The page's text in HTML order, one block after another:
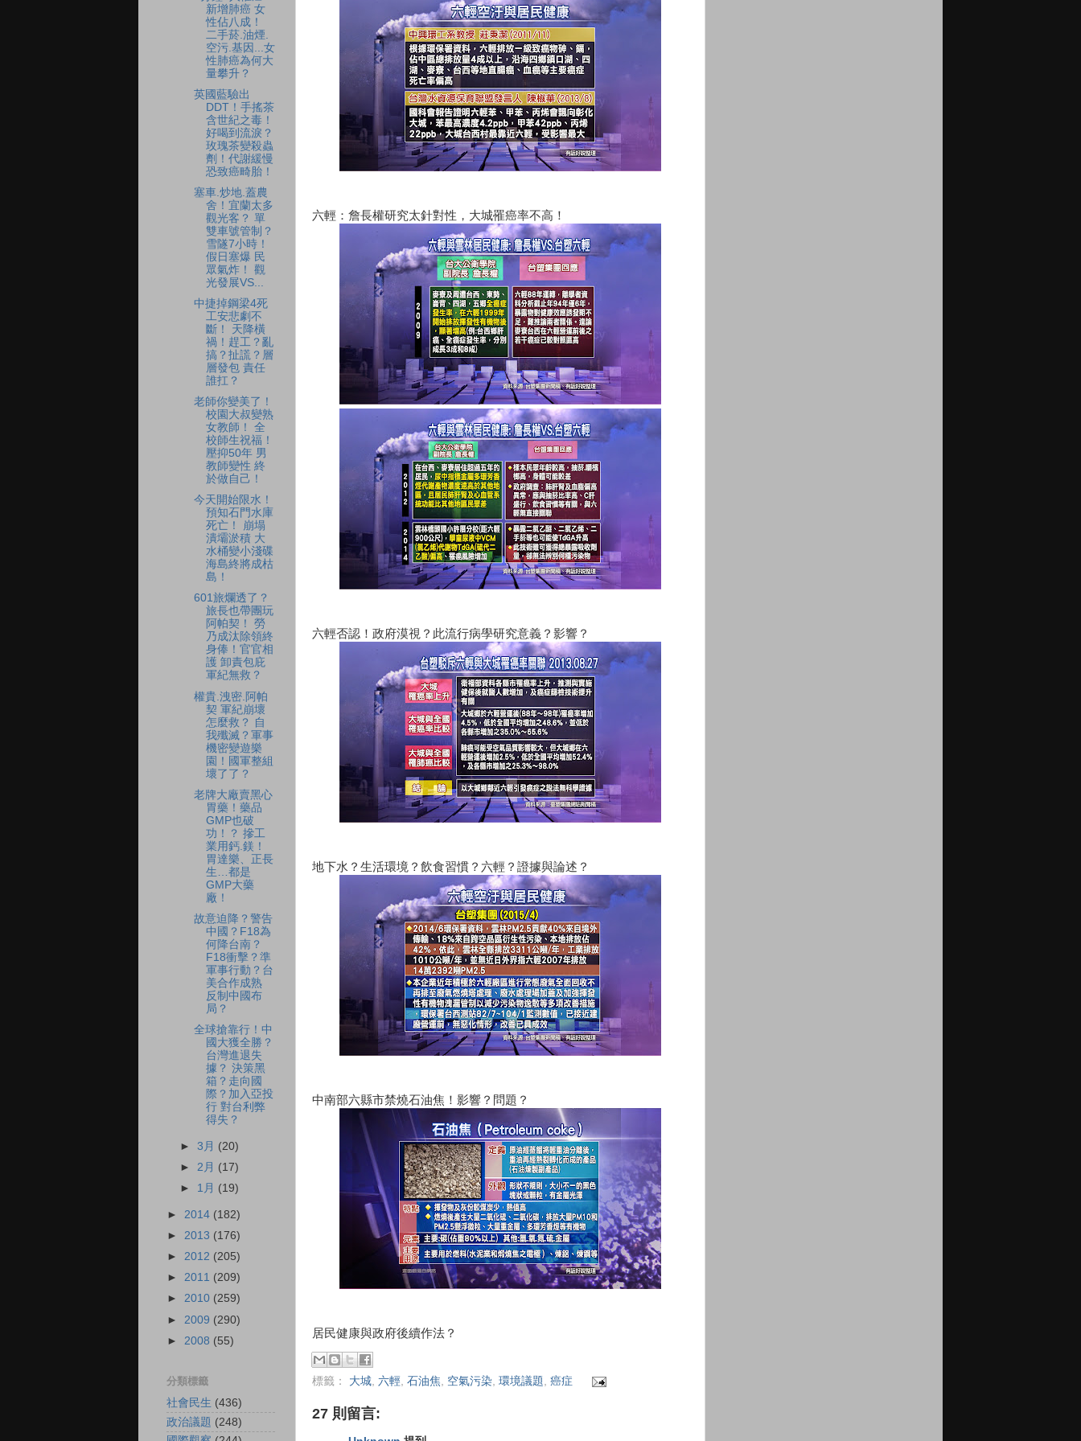
六輕：詹長權研究太針對性，大城罹癌率不高！
六輕否認！政府漠視？此流行病學研究意義？影響？
地下水？生活環境？飲食習慣？六輕？證據與論述？
中南部六縣市禁燒石油焦！影響？問題？
居民健康與政府後續作法？
標籤： 大城, 六輕, 石油焦, 空氣污染, 環境議題, 癌症
27 則留言:
新增肺癌 女
性佔八成！
二手菸.油煙.
空污.基因...女
性肺癌為何大
量攀升？
英國藍驗出
DDT！手搖茶
含世紀之毒！
好喝到流淚？
玫瑰茶變殺蟲
劑！代謝緩慢
恐致癌畸胎！
塞車.炒地.蓋農
舍！宜蘭太多
觀光客？ 單
雙車號管制？
雪隧7小時！
假日塞爆 民
眾氣炸！ 觀
光發展VS...
中捷掉鋼梁4死
工安悲劇不
斷！ 天降橫
禍！趕工？亂
搞？扯謊？層
層發包 責任
誰扛？
老師你變美了！
校園大叔變熟
女教師！ 全
校師生祝福！
壓抑50年 男
教師變性 終
於做自己！
今天開始限水！
預知石門水庫
死亡！ 崩塌
潰壩淤積 大
水桶變小淺碟
海島終將成枯
島！
601旅爛透了？
旅長也帶團玩
阿帕契！ 勞
乃成汰除領終
身俸！官官相
護 卸責包庇
軍紀無救？
權貴.洩密.阿帕
契 軍紀崩壞
怎麼救？ 自
我殲滅？軍事
機密變遊樂
園！國軍整組
壞了了？
老牌大廠賣黑心
胃藥！藥品
GMP也破
功！？ 摻工
業用鈣.鎂！
胃達樂、正長
生…都是
GMP大藥
廠！
故意迫降？警告
中國？F18為
何降台南？
F18衝擊？準
軍事行動？台
美合作成熟
反制中國布
局？
全球搶靠行！中
國大獲全勝？
台灣進退失
據？ 決策黑
箱？走向國
際？加入亞投
行 對台利弊
得失？
►3月 (20)
► 2月 (17)
► 1月 (19)
► 2014 (182)
► 2013 (176)
► 2012 (205)
► 2011 (209)
► 2010 (259)
► 2009 (290)
► 2008 (55)
分類標籤
社會民生 (436)
政治議題 (248)